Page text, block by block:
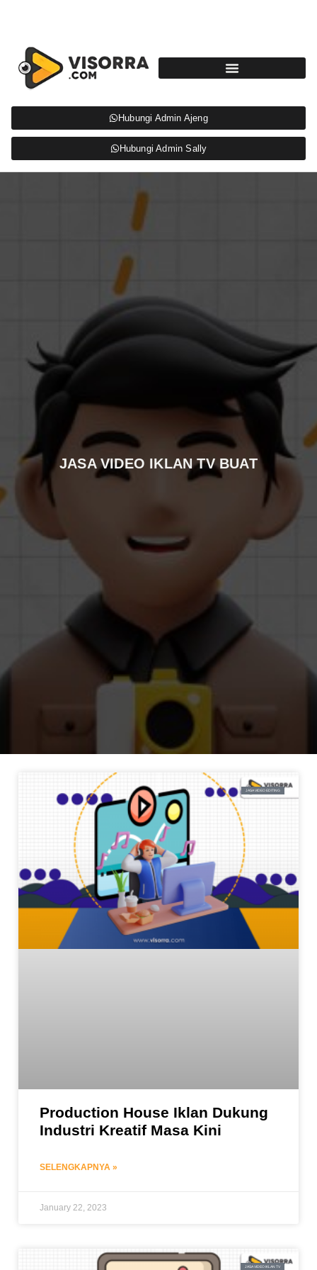
Hubungi Admin Ajeng
Hubungi Admin Sally
JASA VIDEO IKLAN TV BUAT
JASA VIDEO EDITING
Production House Iklan Dukung
Industri Kreatif Masa Kini
SELENGKAPNYA »
January 22, 2023
JASA VIDEO IKLAN TV